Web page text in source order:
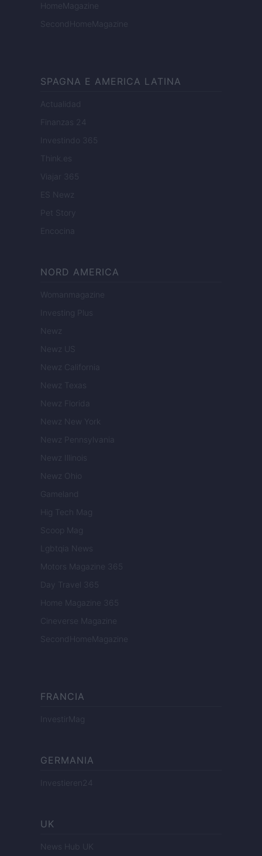
HomeMagazine
SecondHomeMagazine
SPAGNA E AMERICA LATINA
Actualidad
Finanzas 24
Investindo 365
Think.es
Viajar 365
ES Newz
Pet Story
Encocina
NORD AMERICA
Womanmagazine
Investing Plus
Newz
Newz US
Newz California
Newz Texas
Newz Florida
Newz New York
Newz Pennsylvania
Newz Illinois
Newz Ohio
Gameland
Hig Tech Mag
Scoop Mag
Lgbtqia News
Motors Magazine 365
Day Travel 365
Home Magazine 365
Cineverse Magazine
SecondHomeMagazine
FRANCIA
InvestirMag
GERMANIA
Investieren24
UK
News Hub UK